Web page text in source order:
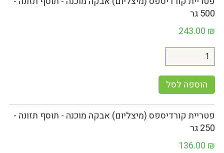
500 גר
243.00 ₪
הוספה לסל
פטריית קורדיספס (מיצליום) אבקה מוכנה - תוסף תזונה -
250 גר
136.00 ₪